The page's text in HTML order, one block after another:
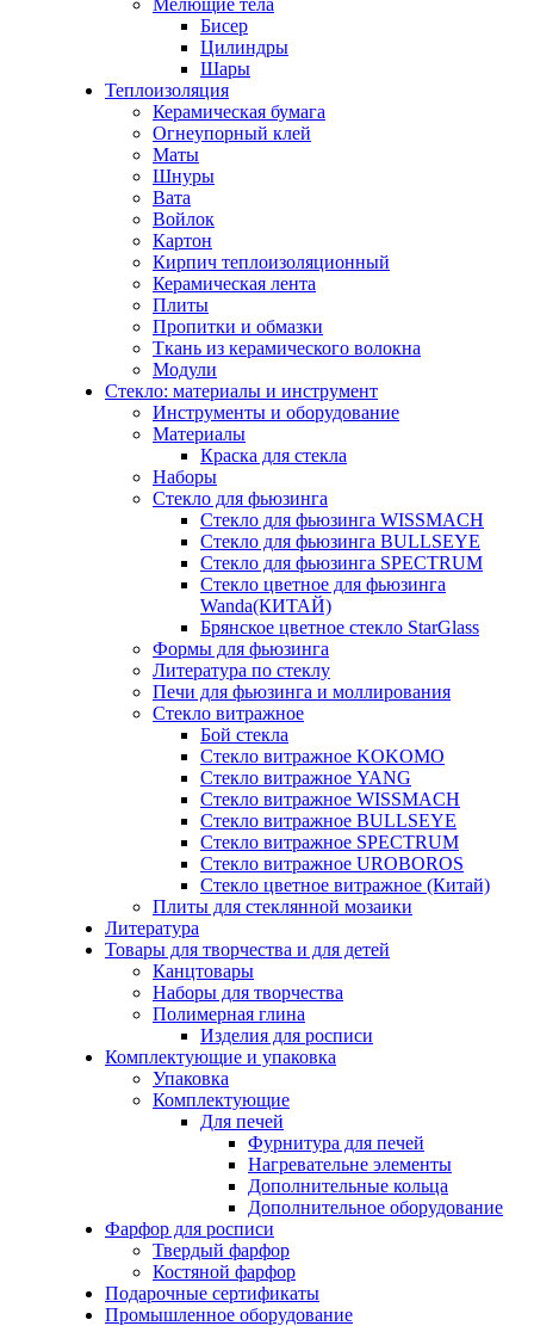
Мелющие тела
Бисер
Цилиндры
Шары
Теплоизоляция
Керамическая бумага
Огнеупорный клей
Маты
Шнуры
Вата
Войлок
Картон
Кирпич теплоизоляционный
Керамическая лента
Плиты
Пропитки и обмазки
Ткань из керамического волокна
Модули
Стекло: материалы и инструмент
Инструменты и оборудование
Материалы
Краска для стекла
Наборы
Стекло для фьюзинга
Стекло для фьюзинга WISSMACH
Стекло для фьюзинга BULLSEYE
Стекло для фьюзинга SPECTRUM
Стекло цветное для фьюзинга
Wanda(КИТАЙ)
Брянское цветное стекло StarGlass
Формы для фьюзинга
Литература по стеклу
Печи для фьюзинга и моллирования
Стекло витражное
Бой стекла
Стекло витражное KOKOMO
Стекло витражное YANG
Стекло витражное WISSMACH
Стекло витражное BULLSEYE
Стекло витражное SPECTRUM
Стекло витражное UROBOROS
Стекло цветное витражное (Китай)
Плиты для стеклянной мозаики
Литература
Товары для творчества и для детей
Канцтовары
Наборы для творчества
Полимерная глина
Изделия для росписи
Комплектующие и упаковка
Упаковка
Комплектующие
Для печей
Фурнитура для печей
Нагревательне элементы
Дополнительные кольца
Дополнительное оборудование
Фарфор для росписи
Твердый фарфор
Костяной фарфор
Подарочные сертификаты
Промышленное оборудование